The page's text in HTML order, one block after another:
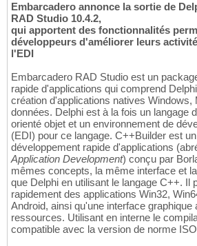
Embarcadero annonce la sortie de
RAD Studio 10.4.2,
qui apportent des fonctionnalités
développeurs d'améliorer leurs
l'EDI
Embarcadero RAD Studio est un
rapide d'applications qui comprend
création d'applications natives Windows,
données. Delphi est à la fois un langage
orienté objet et un environnement de
(EDI) pour ce langage. C++Builder est
développement rapide d'applications
Application Development) conçu par
mêmes concepts, la même interface et
que Delphi en utilisant le langage C++. Il
rapidement des applications Win32,
Android, ainsi qu'une interface graphique
ressources. Utilisant en interne le
compatible avec la version de norme